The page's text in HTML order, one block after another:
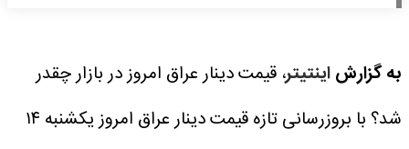
به گزارشاینتیتر، قیمت دینار عراق امروز در بازار چقدر
شد؟ با بروزرسانی تازه قیمت دینار عراق امروز یکشنبه ۱۴